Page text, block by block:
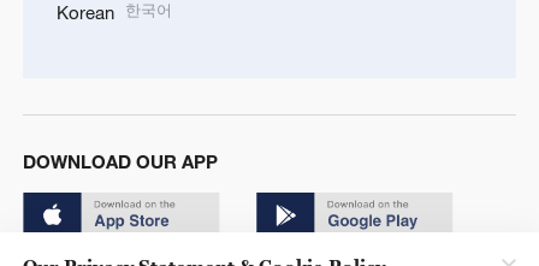
Korean 한국어
DOWNLOAD OUR APP